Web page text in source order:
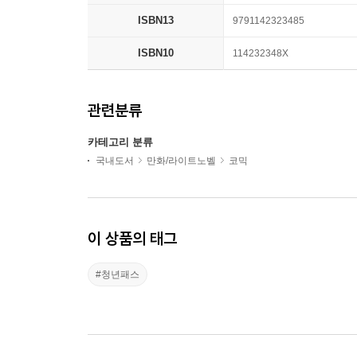
ISBN13 9791142323485
ISBN10 114232348X
관련분류
카테고리 분류
국내도서 만화/라이트노벨 코믹
이 상품의 태그
#청년패스